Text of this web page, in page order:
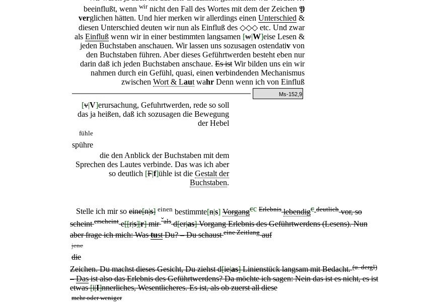
beeinflußt, wenn wirnicht den Fall des Wortes mit dem der Zeichen 𝖄
verglichen hätten. Und hier merken wir allerdings einen Unterschied &
diesen Unterschied deuten wir nun als Einfluß des ◇◇◇ etc. Und zwar
als Einfluß wenn wir in einer bestimmten langsamen [w|W]eise Lesen &
jeden Buchstaben anschauen. Wir lassen uns sozusagen ostendativ von
den Buchstaben führen. Aber dieses Geführtwerden besteht eben nur
darin daß ich jeden Buchstaben anschaue. Es ist Wir bilden uns ein wir
nahmen durch ein Gefühl, quasi, einen verbindenden Mechanismus
zwischen Wort & Laut wahr Denn wenn ich von Einfluß
Ms-152,9
[v|V]erursachung, Gefuhrtwerden, rede so soll
das ja heißen, daß ich sozusagen die Bewegung
der Hebel
fühle
spühre
die den Anblick der Buchstaben mit dem
Sprechen des Lautes verbinde. Das was ich aber
so deutlich [F|f]ühle ist die Gestalt der
Buchstaben.
Stelle ich mir so eine[n|s] einen bestimmte[n|s] Vorgangcc Erlebnis lebendigc deutlich vor, so
scheint erscheinte[[r|s]|r]mirˇalsd[er|as] VorgangErlebnis des Geführtwerdens(Lesens). Nun
aber frage ich mich: WastustDu? – Du schausteine Zeitlangauf
jene
die
Zeichen. Du machst dieses Gesicht, Du ziehst d[ie|as]Linienstück langsammit Bedacht. (u. dergl)
–Dasist also das Erlebnis des Geführtwerdens? Da möchte ich sagen: Nein das ist es nicht, es ist
etwas[i|I]nnerliches, Wesentlicheres. Es ist, als ob zuerst all diese
mehr oder weniger